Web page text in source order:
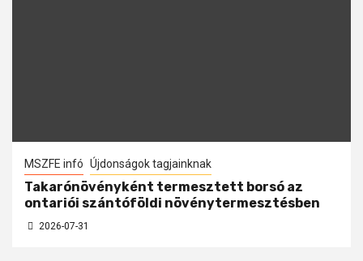
MSZFE infó Újdonságok tagjainknak
Takarónövényként termesztett borsó az
ontariói szántóföldi növénytermesztésben
2026-07-31